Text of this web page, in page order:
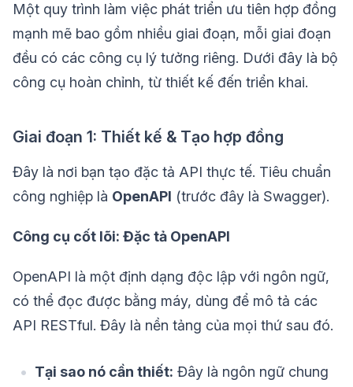
Một quy trình làm việc phát triển ưu tiên hợp đồng
mạnh mẽ bao gồm nhiều giai đoạn, mỗi giai đoạn
đều có các công cụ lý tưởng riêng. Dưới đây là bộ
công cụ hoàn chỉnh, từ thiết kế đến triển khai.
Giai đoạn 1: Thiết kế & Tạo hợp đồng
Đây là nơi bạn tạo đặc tả API thực tế. Tiêu chuẩn
công nghiệp là OpenAPI (trước đây là Swagger).
Công cụ cốt lõi: Đặc tả OpenAPI
OpenAPI là một định dạng độc lập với ngôn ngữ,
có thể đọc được bằng máy, dùng để mô tả các
API RESTful. Đây là nền tảng của mọi thứ sau đó.
Tại sao nó cần thiết: Đây là ngôn ngữ chung